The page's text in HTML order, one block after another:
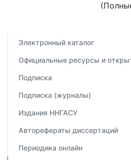
Электронный каталог
Официальные ресурсы и
Подписка
Подписка (журналы)
Издания ННГАСУ
Авторефераты диссертаций
Периодика онлайн